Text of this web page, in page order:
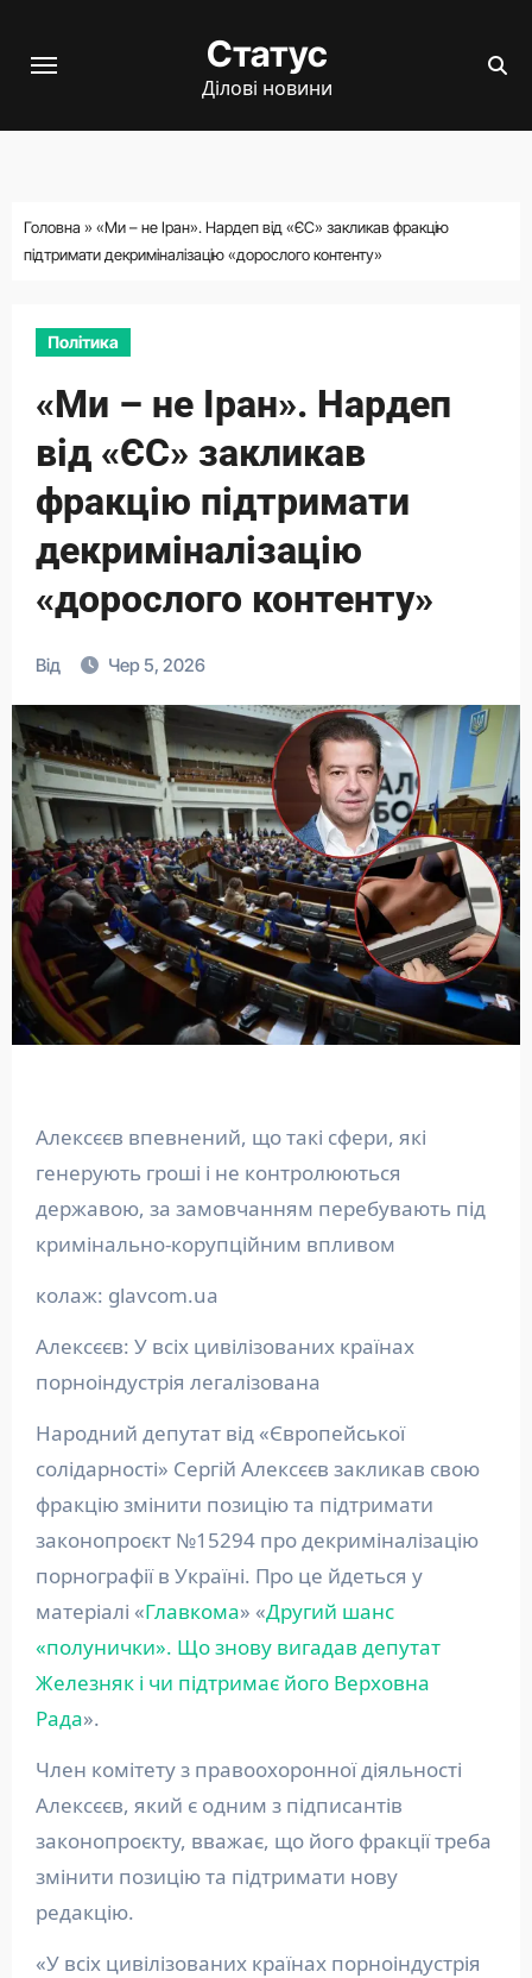
Статус
Ділові новини
Головна » «Ми – не Іран». Нардеп від «ЄС» закликав фракцію
підтримати декриміналізацію «дорослого контенту»
Політика
«Ми – не Іран». Нардеп
від «ЄС» закликав
фракцію підтримати
декриміналізацію
«дорослого контенту»
Від Чер 5, 2026
Алексєєв впевнений, що такі сфери, які
генерують гроші і не контролюються
державою, за замовчанням перебувають під
кримінально-корупційним впливом
колаж: glavcom.ua
Алексєєв: У всіх цивілізованих країнах
порноіндустрія легалізована
Народний депутат від «Європейської
солідарності» Сергій Алексєєв закликав свою
фракцію змінити позицію та підтримати
законопроєкт №15294 про декриміналізацію
порнографії в Україні. Про це йдеться у
матеріалі «Главкома» «Другий шанс
«полунички». Що знову вигадав депутат
Железняк і чи підтримає його Верховна
Рада».
Член комітету з правоохоронної діяльності
Алексєєв, який є одним з підписантів
законопроєкту, вважає, що його фракції треба
змінити позицію та підтримати нову
редакцію.
«У всіх цивілізованих країнах порноіндустрія